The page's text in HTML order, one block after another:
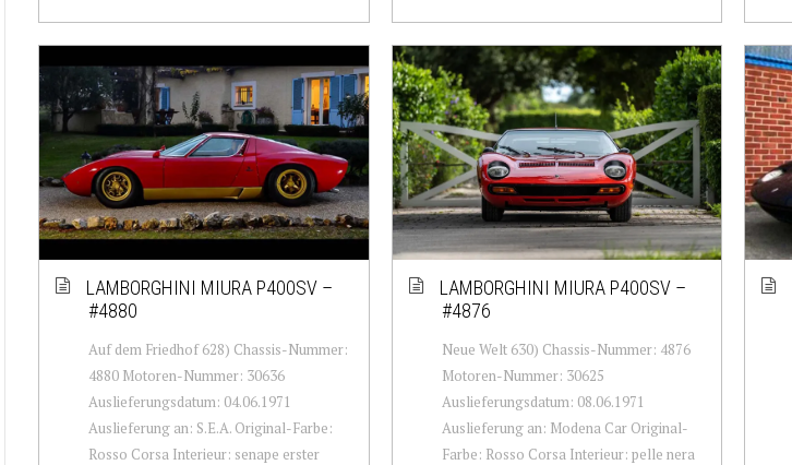
LAMBORGHINI MIURA P400SV –
#4880
Auf dem Friedhof 628) Chassis-Nummer:
4880 Motoren-Nummer: 30636
Auslieferungsdatum: 04.06.1971
Auslieferung an: S.E.A. Original-Farbe:
Rosso Corsa Interieur: senape erster
LAMBORGHINI MIURA P400SV –
#4876
Neue Welt 630) Chassis-Nummer: 4876
Motoren-Nummer: 30625
Auslieferungsdatum: 08.06.1971
Auslieferung an: Modena Car Original-
Farbe: Rosso Corsa Interieur: pelle nera